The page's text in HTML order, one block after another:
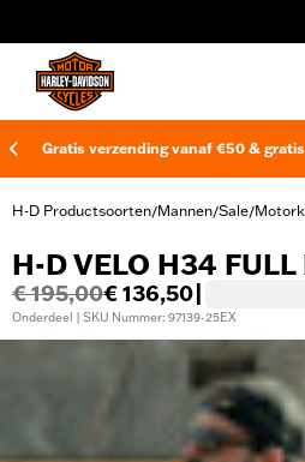
Gratis verzending vanaf €50 &
H-D Productsoorten/Mannen/Sale/
H-D VELO H34 FULL
€ 195,00€ 136,50
Onderdeel | SKU Nummer: 97139-25EX